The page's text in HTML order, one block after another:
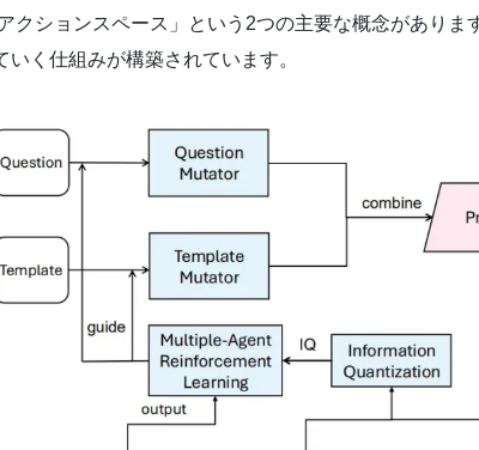
クションスペース」という2つの主要な概念があり
く仕組みが構築されています。